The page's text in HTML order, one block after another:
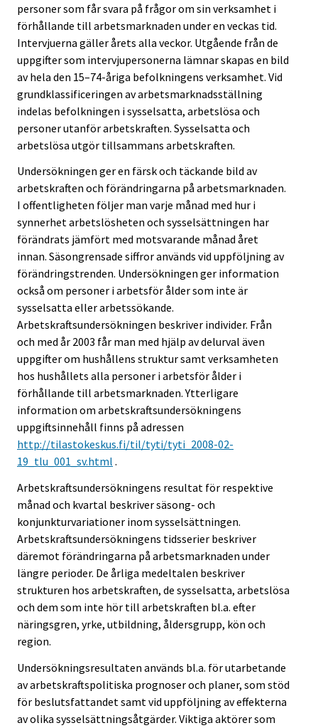
personer som får svara på frågor om sin verksamhet i
förhållande till arbetsmarknaden under en veckas tid.
Intervjuerna gäller årets alla veckor. Utgående från de
uppgifter som intervjupersonerna lämnar skapas en bild
av hela den 15–74-åriga befolkningens verksamhet. Vid
grundklassificeringen av arbetsmarknadsställning
indelas befolkningen i sysselsatta, arbetslösa och
personer utanför arbetskraften. Sysselsatta och
arbetslösa utgör tillsammans arbetskraften.
Undersökningen ger en färsk och täckande bild av
arbetskraften och förändringarna på arbetsmarknaden.
I offentligheten följer man varje månad med hur i
synnerhet arbetslösheten och sysselsättningen har
förändrats jämfört med motsvarande månad året
innan. Säsongrensade siffror används vid uppföljning av
förändringstrenden. Undersökningen ger information
också om personer i arbetsför ålder som inte är
sysselsatta eller arbetssökande.
Arbetskraftsundersökningen beskriver individer. Från
och med år 2003 får man med hjälp av delurval även
uppgifter om hushållens struktur samt verksamheten
hos hushållets alla personer i arbetsför ålder i
förhållande till arbetsmarknaden. Ytterligare
information om arbetskraftsundersökningens
uppgiftsinnehåll finns på adressen
http://tilastokeskus.fi/til/tyti/tyti_2008-02-
19_tlu_001_sv.html .
Arbetskraftsundersökningens resultat för respektive
månad och kvartal beskriver säsong- och
konjunkturvariationer inom sysselsättningen.
Arbetskraftsundersökningens tidsserier beskriver
däremot förändringarna på arbetsmarknaden under
längre perioder. De årliga medeltalen beskriver
strukturen hos arbetskraften, de sysselsatta, arbetslösa
och dem som inte hör till arbetskraften bl.a. efter
näringsgren, yrke, utbildning, åldersgrupp, kön och
region.
Undersökningsresultaten används bl.a. för utarbetande
av arbetskraftspolitiska prognoser och planer, som stöd
för beslutsfattandet samt vid uppföljning av effekterna
av olika sysselsättningsåtgärder. Viktiga aktörer som